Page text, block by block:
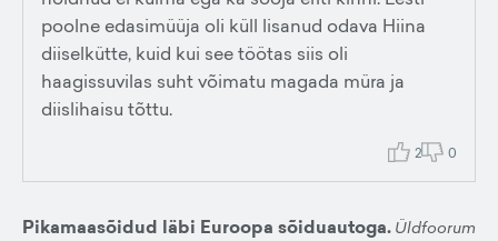
poolne edasimüüja oli küll lisanud odava Hiina
diiselkütte, kuid kui see töötas siis oli
haagissuvilas suht võimatu magada müra ja
diislihaisu tõttu.
2 0
Pikamaasõidud läbi Euroopa sõiduautoga. Üldfoorum